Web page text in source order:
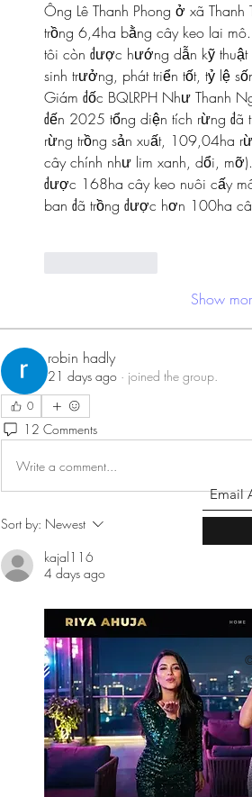
Ông Lê Thanh Phong ở xã Thanh
trồng 6,4ha bằng cây keo lai
tôi còn được hướng dẫn kỹ
sinh trưởng, phát triển tốt, tỷ lệ
Giám đốc BQLRPH Như Thanh
đến 2025 tổng diện tích rừng
rừng trồng sản xuất, 109,04ha
cây chính như lim xanh, dổi,
được 168ha cây keo nuôi cấy
ban đã trồng được hơn 100ha
Show
robin hadly
21 days ago · joined the group.
0
12 Comments
Write a comment...
Sort by: Newest
kajal116
4 days ago